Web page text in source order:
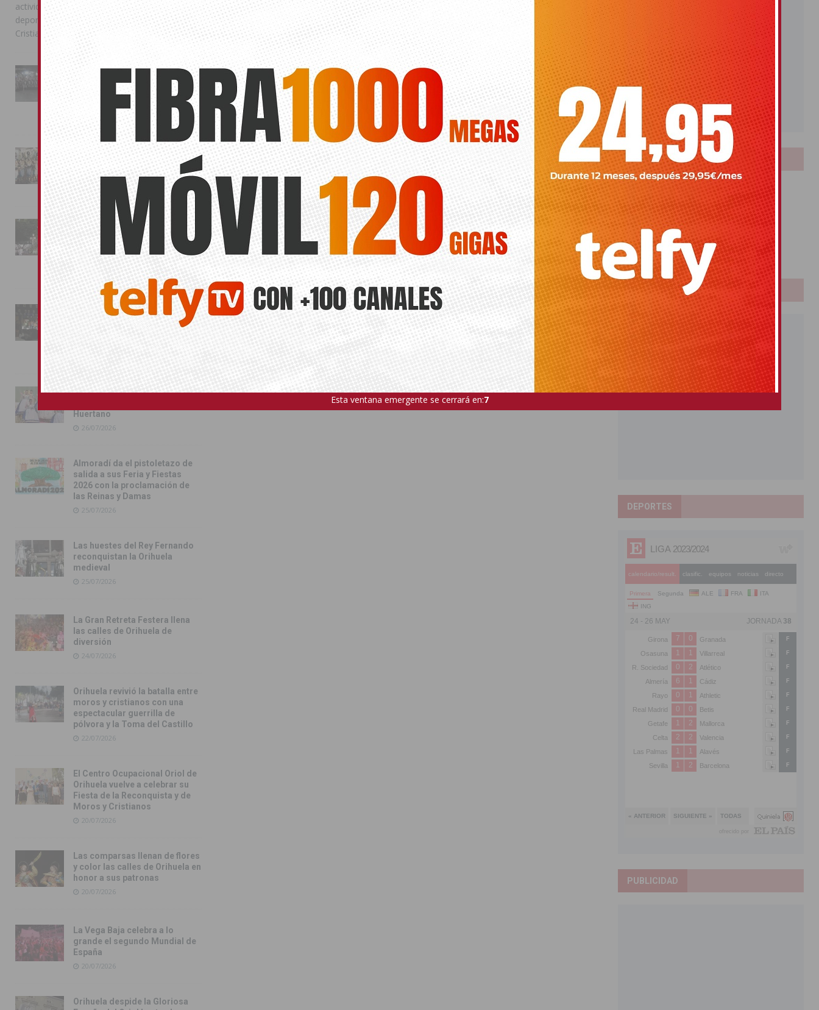
actividades familiares, competiciones
deportivas y las celebraciones de Moros y
Cristianos
La Entrada Cristiana llena de
esplendor las calles de
Almoradí en una multitudinaria
jornada festera
02/08/2026
La magia de la Entrada Mora
conquista las calles de
Almoradí
01/08/2026
La fiesta se adueña de
Almoradí con la presentación
de los cargos festeros y la
toma del castillo
31/07/2026
Pilar de la Horadada
conmemora con emoción el
40º aniversario de su
independencia como municipio
31/07/2026
Almoradí presume de raíces
Huertano
26/07/2026
Almoradí da el pistoletazo de
salida a sus Feria y Fiestas
2026 con la proclamación de
las Reinas y Damas
25/07/2026
Las huestes del Rey Fernando
reconquistan la Orihuela
medieval
25/07/2026
La Gran Retreta Festera llena
las calles de Orihuela de
diversión
24/07/2026
Orihuela revivió la batalla entre
moros y cristianos con una
espectacular guerrilla de
pólvora y la Toma del Castillo
22/07/2026
El Centro Ocupacional Oriol de
Orihuela vuelve a celebrar su
Fiesta de la Reconquista y de
Moros y Cristianos
20/07/2026
Las comparsas llenan de flores
y color las calles de Orihuela en
honor a sus patronas
20/07/2026
La Vega Baja celebra a lo
grande el segundo Mundial de
España
20/07/2026
Orihuela despide la Gloriosa
LOTERIAS
Bonoloto
Primitiva
El Gordo
Euromillones
Loteria
Once
PUBLICIDAD
DEPORTES
PUBLICIDAD
Esta ventana emergente se cerrará en:5